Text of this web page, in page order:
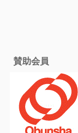
賛助会員